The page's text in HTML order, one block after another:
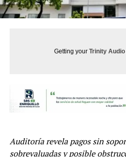
Getting your Trinity Audio
Auditoría revela pagos sin
sobrevaluadas y posible